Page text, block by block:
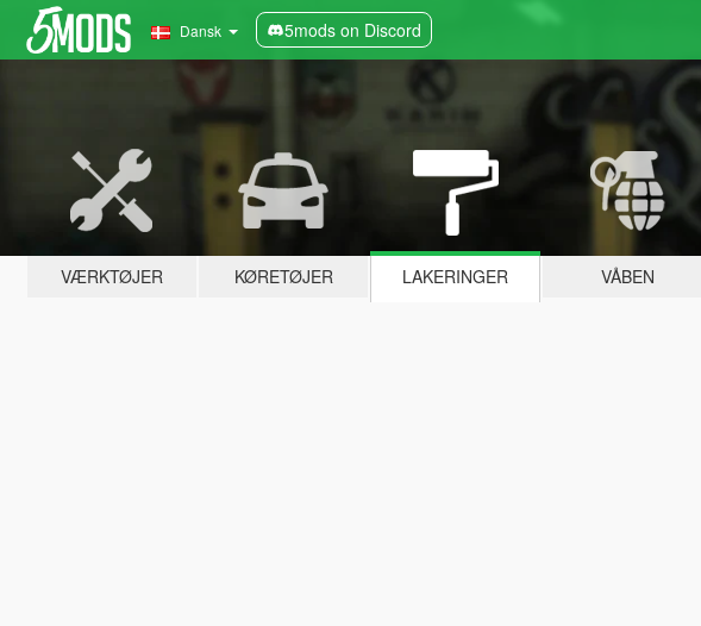
Dansk 5mods on Discord
VÆRKTØJER KØRETØJER LAKERINGER VÅBEN